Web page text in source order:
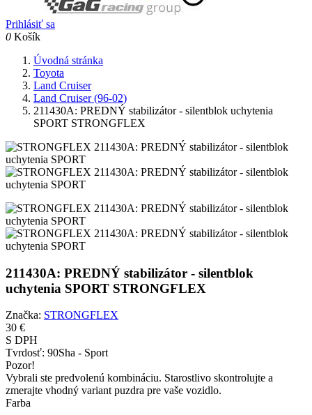
Prihlásiť sa
0 Košík
Úvodná stránka
Toyota
Land Cruiser
Land Cruiser (96-02)
211430A: PREDNÝ stabilizátor - silentblok uchytenia
SPORT STRONGFLEX
211430A: PREDNÝ stabilizátor - silentblok
uchytenia SPORT STRONGFLEX
Značka: STRONGFLEX
30 €
S DPH
Tvrdosť: 90Sha - Sport
Pozor!
Vybrali ste predvolenú kombináciu. Starostlivo skontrolujte a
zmerajte vhodný variant puzdra pre vaše vozidlo.
Farba